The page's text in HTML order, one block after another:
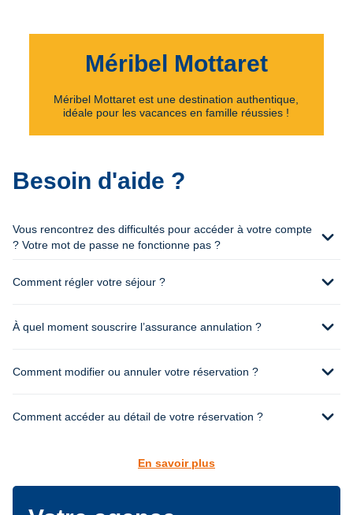
Méribel Mottaret
Méribel Mottaret est une destination authentique,
idéale pour les vacances en famille réussies !
Besoin d'aide ?
Vous rencontrez des difficultés pour accéder à votre compte
? Votre mot de passe ne fonctionne pas ?
expand_more
Comment régler votre séjour ? expand_more
À quel moment souscrire l’assurance annulation ? expand_more
Comment modifier ou annuler votre réservation ? expand_more
Comment accéder au détail de votre réservation ? expand_more
En savoir plus